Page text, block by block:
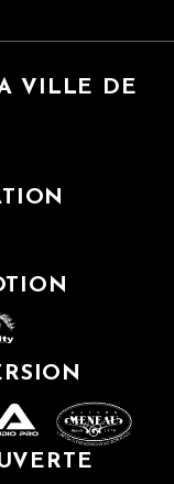
VILLE DE